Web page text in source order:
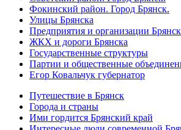
Фокинский район. Город Брянск.
Улицы Брянска
Предприятия и организации
ЖКХ и дороги Брянска
Государственные структуры
Партии и общественные
Егор Ковальчук губернатор
Путешествие в Брянск
Города и страны
Ими гордится Брянский край